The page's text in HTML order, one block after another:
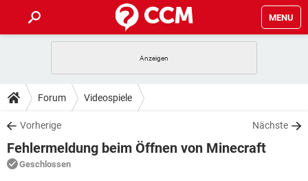
MENU
ANDROID
WINDOWS 10
WHATSAPP TIKTOK
FACEBOOK
TIPPS & TRICKS
SPIELE
WINDOWS 10
DOWNLOADS
SPIELE STREAMING
ANDROID
FORUM
Forum Videospiele
Vorherige Nächste
Fehlermeldung beim Öffnen von Minecraft
Geschlossen